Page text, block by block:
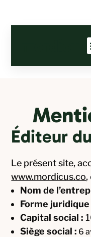
Éditeur
Le présent site,
www.mordicus.co,
Nom de
Forme juridique
Capital social :
Siège social : 6